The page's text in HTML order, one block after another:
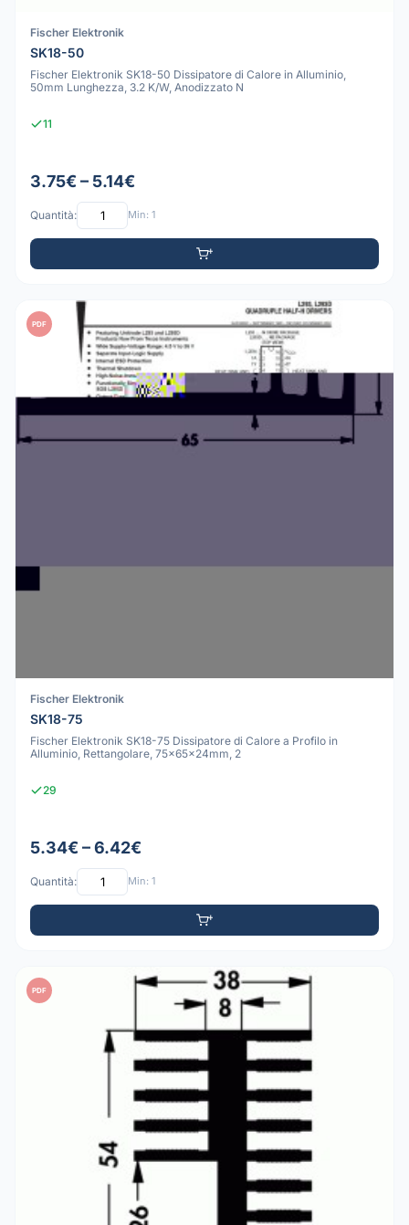
Fischer Elektronik
SK18-50
Fischer Elektronik SK18-50 Dissipatore di Calore in Alluminio,
50mm Lunghezza, 3.2 K/W, Anodizzato N
11
3.75€ – 5.14€
Quantità: Min: 1
PDF
Fischer Elektronik
SK18-75
Fischer Elektronik SK18-75 Dissipatore di Calore a Profilo in
Alluminio, Rettangolare, 75x65x24mm, 2
29
5.34€ – 6.42€
Quantità: Min: 1
PDF